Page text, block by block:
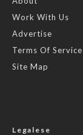
Work With Us
Advertise
Terms Of Service
Site Map
Legalese